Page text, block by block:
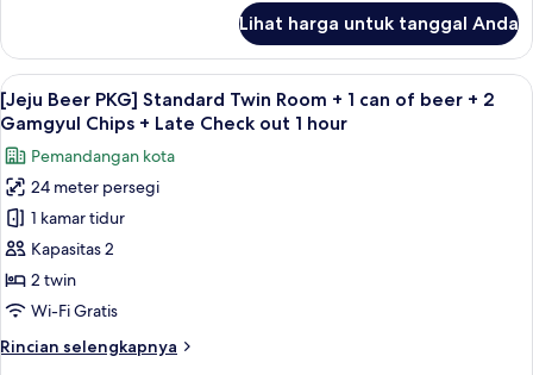
can
of
beer
+
2
Gamgyul
Chips
+
Late
Check
out
1
[Jeju
Beer
PKG]
Triple
Room
+
can
of
beer
2
Gamgyul
+
Lihat harga untuk tanggal Anda
Lihat
semua
foto
untuk
[Jeju
Beer
PKG]
Standard
Twin
+
Brankas, meja kerja, kedap suara,
6
[Jeju Beer PKG] Standard Twin Room + 1 can of beer + 2
Gamgyul Chips + Late Check out 1 hour
Pemandangan kota
24 meter persegi
1 kamar tidur
Kapasitas 2
2 twin
Wi-Fi Gratis
Rincian selengkapnya
Rincian